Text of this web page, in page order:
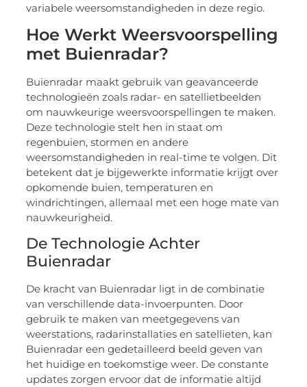
variabele weersomstandigheden in deze regio.
Hoe Werkt Weersvoorspelling
met Buienradar?
Buienradar maakt gebruik van geavanceerde
technologieën zoals radar- en satellietbeelden
om nauwkeurige weersvoorspellingen te maken.
Deze technologie stelt hen in staat om
regenbuien, stormen en andere
weersomstandigheden in real-time te volgen. Dit
betekent dat je bijgewerkte informatie krijgt over
opkomende buien, temperaturen en
windrichtingen, allemaal met een hoge mate van
nauwkeurigheid.
De Technologie Achter
Buienradar
De kracht van Buienradar ligt in de combinatie
van verschillende data-invoerpunten. Door
gebruik te maken van meetgegevens van
weerstations, radarinstallaties en satellieten, kan
Buienradar een gedetailleerd beeld geven van
het huidige en toekomstige weer. De constante
updates zorgen ervoor dat de informatie altijd